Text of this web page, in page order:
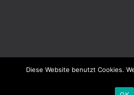
Diese Website benutzt Cookies.